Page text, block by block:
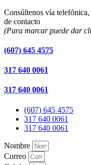
Consúltenos vía
de contacto
(Para marcar puede dar
(607) 645 4575
317 640 0061
317 640 0061
(607) 645 4575
317 640 0061
317 640 0061
Nombre
Correo